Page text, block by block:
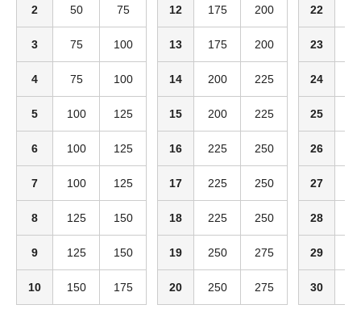
2 50 75
3 75 100
4 75 100
5 100 125
6 100 125
7 100 125
8 125 150
9 125 150
10 150 175
12 175 200
13 175 200
14 200 225
15 200 225
16 225 250
17 225 250
18 225 250
19 250 275
20 250 275
22
23
24
25
26
27
28
29
30